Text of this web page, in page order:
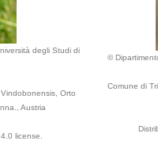
degli Studi di
Orto
Austria
license.
©
Comune di